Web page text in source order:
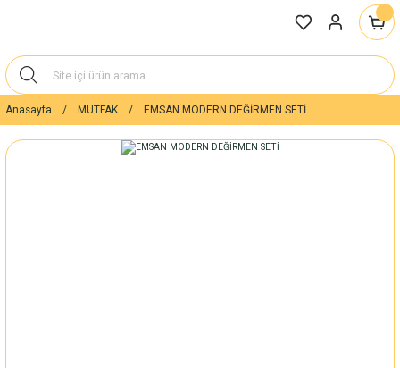
Anasayfa MUTFAK EMSAN MODERN DEĞİRMEN SETİ